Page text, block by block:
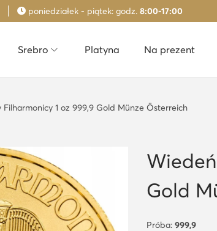
poniedziałek - piątek: godz. 8:00-17:00
Srebro Platyna Na prezent
Filharmonicy 1 oz 999,9 Gold Münze Österreich
Gold
Próba: 999,9